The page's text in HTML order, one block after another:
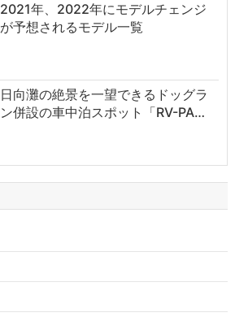
2021年、2022年にモデルチェンジ
が予想されるモデル一覧
日向灘の絶景を一望できるドッグラ
ン併設の車中泊スポット「RV-PA…